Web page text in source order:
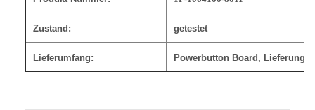
Zustand: getestet
Lieferumfang: Powerbutton Board, Lieferung